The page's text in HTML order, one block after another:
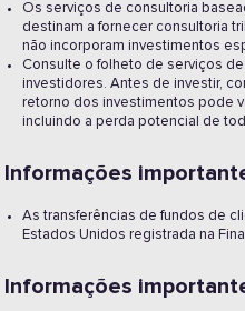
Os serviços de consultoria
destinam a fornecer consultoria
não incorporam investimentos
Consulte o folheto de serviços
investidores. Antes de investir,
retorno dos investimentos pode
incluindo a perda potencial de
Informações
As transferências de fundos de
Estados Unidos registrada na
Informações